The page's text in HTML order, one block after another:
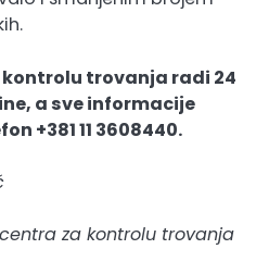
trovanja radi 24
a sve informacije
+381 11 3608440.
za kontrolu trovanja